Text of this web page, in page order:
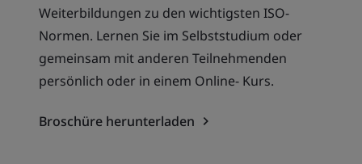
Weiterbildungen zu den wichtigsten ISO-
Normen. Lernen Sie im Selbststudium oder
gemeinsam mit anderen Teilnehmenden
persönlich oder in einem Online- Kurs.
Broschüre herunterladen